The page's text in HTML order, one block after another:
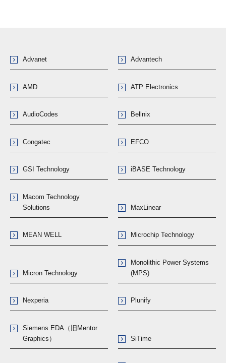
Advanet Advantech
AMD ATP Electronics
AudioCodes Bellnix
Congatec EFCO
GSI Technology iBASE Technology
Macom Technology
Solutions
MaxLinear
MEAN WELL Microchip Technology
Micron Technology
Monolithic Power Systems
(MPS)
Nexperia Plunify
Siemens EDA（旧Mentor
Graphics）
SiTime